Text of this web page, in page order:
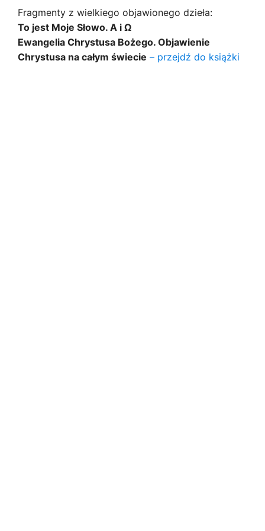
Fragmenty z wielkiego objawionego dzieła:
To jest Moje Słowo. A i Ω
Ewangelia Chrystusa Bożego. Objawienie
Chrystusa na całym świecie – przejdź do książki